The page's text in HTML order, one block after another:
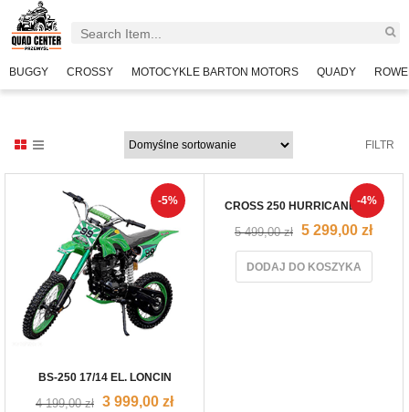
BUGGY CROSSY MOTOCYKLE BARTON MOTORS QUADY
FILTR
-5%
BS-250 17/14 EL. LONCIN
4 199,00zł 3 999,00 zł
-4%
CROSS 250 HURRICANE PRO
5 499,00zł 5 299,00 zł
DODAJ DO KOSZYKA